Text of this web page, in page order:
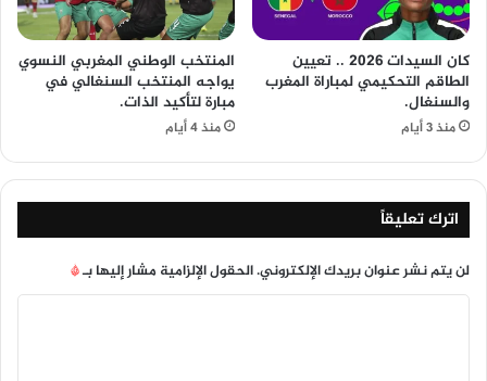
كان السيدات 2026 .. تعيين
الطاقم التحكيمي لمباراة المغرب
والسنغال.
منذ 3 أيام
المنتخب الوطني المغربي النسوي
يواجه المنتخب السنغالي في
مبارة لتأكيد الذات.
منذ 4 أيام
اترك تعليقاً
لن يتم نشر عنوان بريدك الإلكتروني.الحقول الإلزامية مشار إليها بـ*